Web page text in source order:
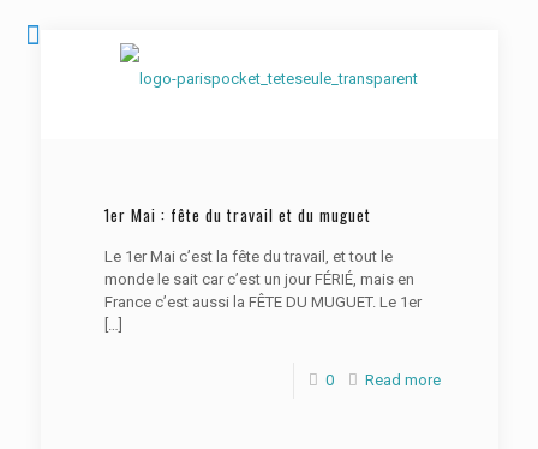
1er Mai : fête du travail et du muguet
Le 1er Mai c’est la fête du travail, et tout le
monde le sait car c’est un jour FÉRIÉ, mais en
France c’est aussi la FÊTE DU MUGUET. Le 1er
[…]
0 Read more